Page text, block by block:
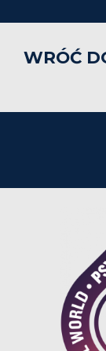
WRÓĆ